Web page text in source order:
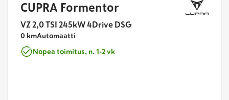
CUPRA Formentor
VZ 2,0 TSI 245kW 4Drive DSG
0 kmAutomaatti
Nopea toimitus, n. 1-2 vk